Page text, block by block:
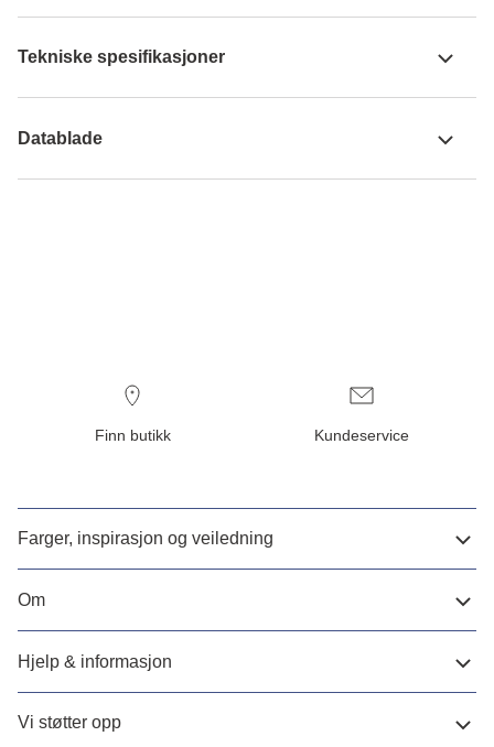
Tekniske spesifikasjoner
Datablade
Finn butikk Kundeservice
Farger, inspirasjon og veiledning
Om
Hjelp & informasjon
Vi støtter opp